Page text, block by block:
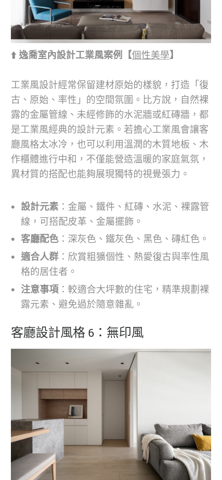
⬆️ 逸喬室內設計工業風案例【個性美學】
工業風設計經常保留建材原始的樣貌，打造「復
古、原始、率性」的空間氛圍。比方說，自然裸
露的金屬管線、未經修飾的水泥牆或紅磚牆，都
是工業風經典的設計元素。若擔心工業風會讓客
廳風格太冰冷，也可以利用溫潤的木質地板、木
作櫃體進行中和，不僅能營造溫暖的家庭氣氛，
異材質的搭配也能夠展現獨特的視覺張力。
設計元素 ：金屬、鐵件、紅磚、水泥、裸露管
線，可搭配皮革、金屬擺飾。
客廳配色 ：深灰色、鐵灰色、黑色、磚紅色。
適合人群 ：欣賞粗獷個性、熱愛復古與率性風
格的居住者。
注意事項 ：較適合大坪數的住宅，精準規劃裸
露元素、避免過於隨意雜亂。
客廳設計風格 6：無印風